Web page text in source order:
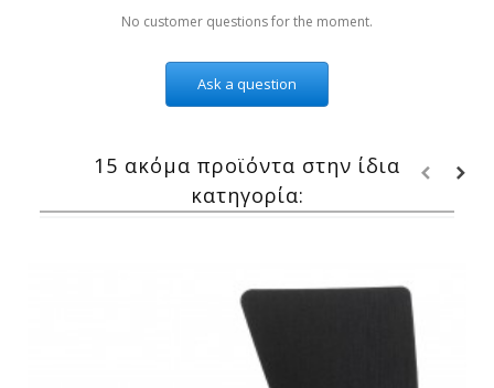
No customer questions for the moment.
Ask a question
15 ακόμα προϊόντα στην ίδια
κατηγορία: